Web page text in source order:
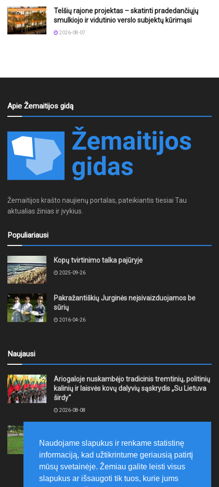
Telšių rajone projektas – skatinti pradedančiųjų
smulkiojo ir vidutinio verslo subjektų kūrimąsi
2026-08-07
Apie Žemaitijos gidą
Žemaitijos krašto naujienų portalas, pateikiantis tiesiai Tau
aktualias žinias ir įvykius.
Populiariausi
Kopų tvirtinimo talka pajūryje
2025-09-26
Pakražantiškių Jurginės neįsivaizduojamos be
sūrių
2016-04-26
Naujausi
Ariogaloje nuskambėjo tradicinis tremtinių, politinių
kalinių ir laisvės kovų dalyvių sąskrydis „Su Lietuva
širdy“
2026-08-08
laikytis Kelių eismo taisyklių, tausoti aplinką
2026-08-08
Naudojame slapukus ir renkame statistinę
informaciją, kad užtikrintume geriausią patirtį
mūsų svetainėje. Žemiau galite leisti visus
slapukus ar išsaugoti tik tuos, kurie jums